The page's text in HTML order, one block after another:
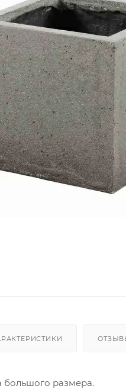
большого размера.